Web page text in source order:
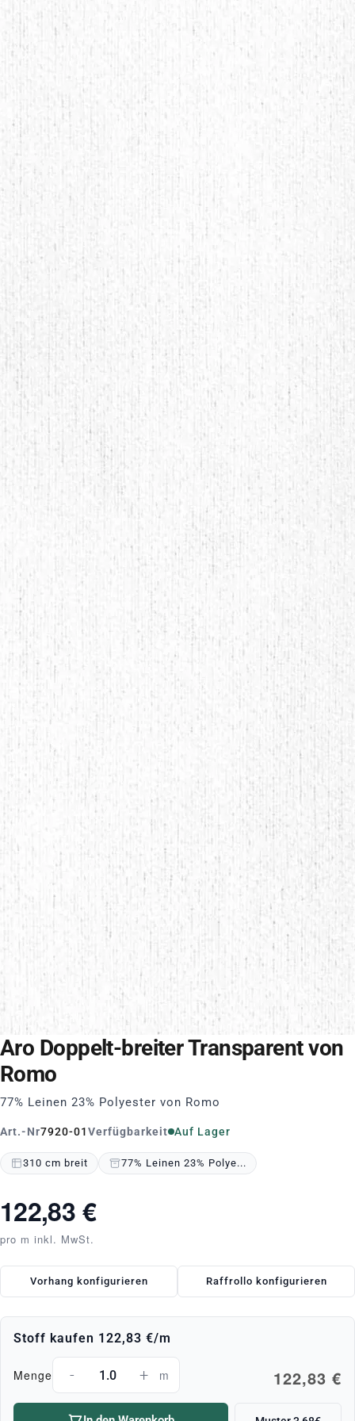
Aro Doppelt-breiter Transparent von
Romo
77% Leinen 23% Polyester von Romo
Art.-Nr7920-01Verfügbarkeit Auf Lager
310 cm breit 77% Leinen 23% Polye...
122,83 €
pro m inkl. MwSt.
Vorhang konfigurieren Raffrollo konfigurieren
Stoff kaufen 122,83 €/m
Menge - + m 122,83 €